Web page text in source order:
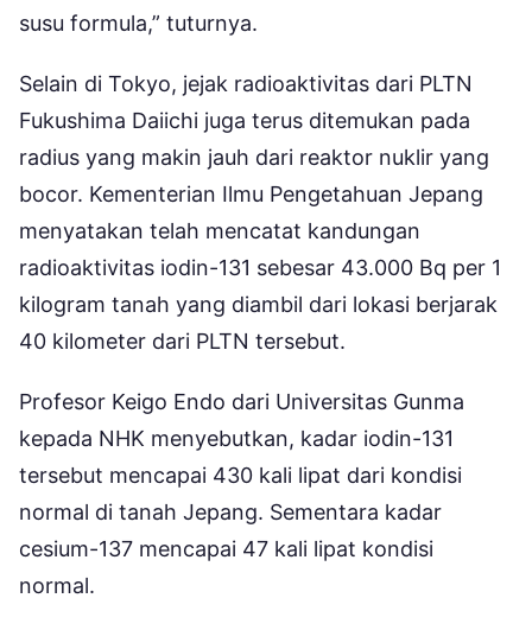
susu formula,” tuturnya.
Selain di Tokyo, jejak radioaktivitas dari PLTN
Fukushima Daiichi juga terus ditemukan pada
radius yang makin jauh dari reaktor nuklir yang
bocor. Kementerian Ilmu Pengetahuan Jepang
menyatakan telah mencatat kandungan
radioaktivitas iodin-131 sebesar 43.000 Bq per 1
kilogram tanah yang diambil dari lokasi berjarak
40 kilometer dari PLTN tersebut.
Profesor Keigo Endo dari Universitas Gunma
kepada NHK menyebutkan, kadar iodin-131
tersebut mencapai 430 kali lipat dari kondisi
normal di tanah Jepang. Sementara kadar
cesium-137 mencapai 47 kali lipat kondisi
normal.